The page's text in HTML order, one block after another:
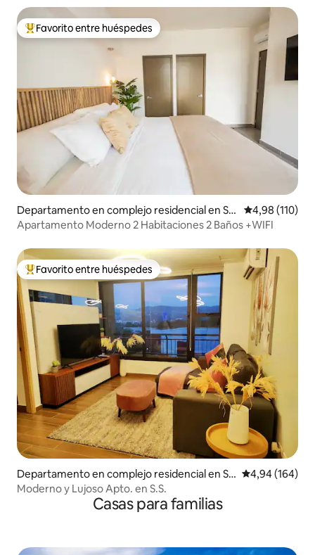
Favorito entre los huéspedes más destacados
Favorito entre huéspedes
Departamento en complejo residencial en Sa
nta Tecla
Calificación
4,98 (110)
Apartamento Moderno 2 Habitaciones 2 Baños +WIFI
Favorito entre los huéspedes más destacados
Favorito entre huéspedes
Departamento en complejo residencial en Sa
n Salvador
Calificación
4,94 (164)
Moderno y Lujoso Apto. en S.S.
Casas para familias